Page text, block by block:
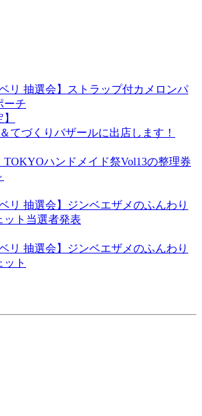
ベリ 抽選会】ストラップ付カメロンパ
ーチ
てづくりバザールに出店します！
TOKYOハンドメイド祭Vol13の整理券
リ 抽選会】ジンベエザメのふんわり
ット当選者発表
リ 抽選会】ジンベエザメのふんわり
ト